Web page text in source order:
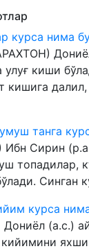
курса нима
Дониёл
улуғ киши
кишига
танга
Сирин
топадилар,
Синган
курса
(а.с.)
кийимини